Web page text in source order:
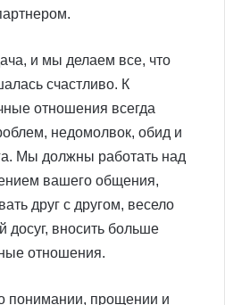
и мы делаем все, что
счастливо. К
отношения всегда
недомолвок, обид и
Мы должны работать над
вашего общения,
друг с другом, весело
досуг, вносить больше
отношения.
понимании, прощении и